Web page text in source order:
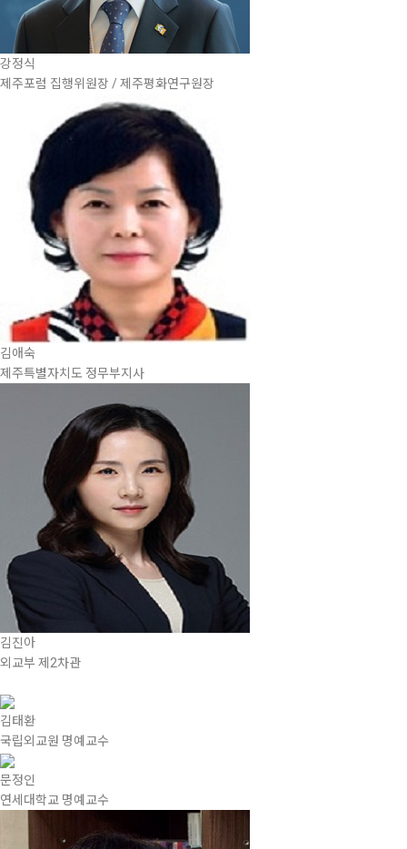
강정식
제주포럼 집행위원장 / 제주평화연구원장
김애숙
제주특별자치도 정무부지사
김진아
외교부 제2차관
김태환
국립외교원 명예교수
문정인
연세대학교 명예교수